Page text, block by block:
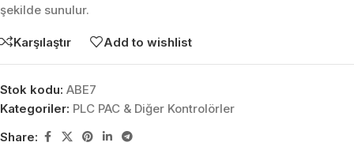
şekilde sunulur.
Karşılaştır Add to wishlist
Stok kodu: ABE7
Kategoriler: PLC PAC & Diğer Kontrolörler
Share: